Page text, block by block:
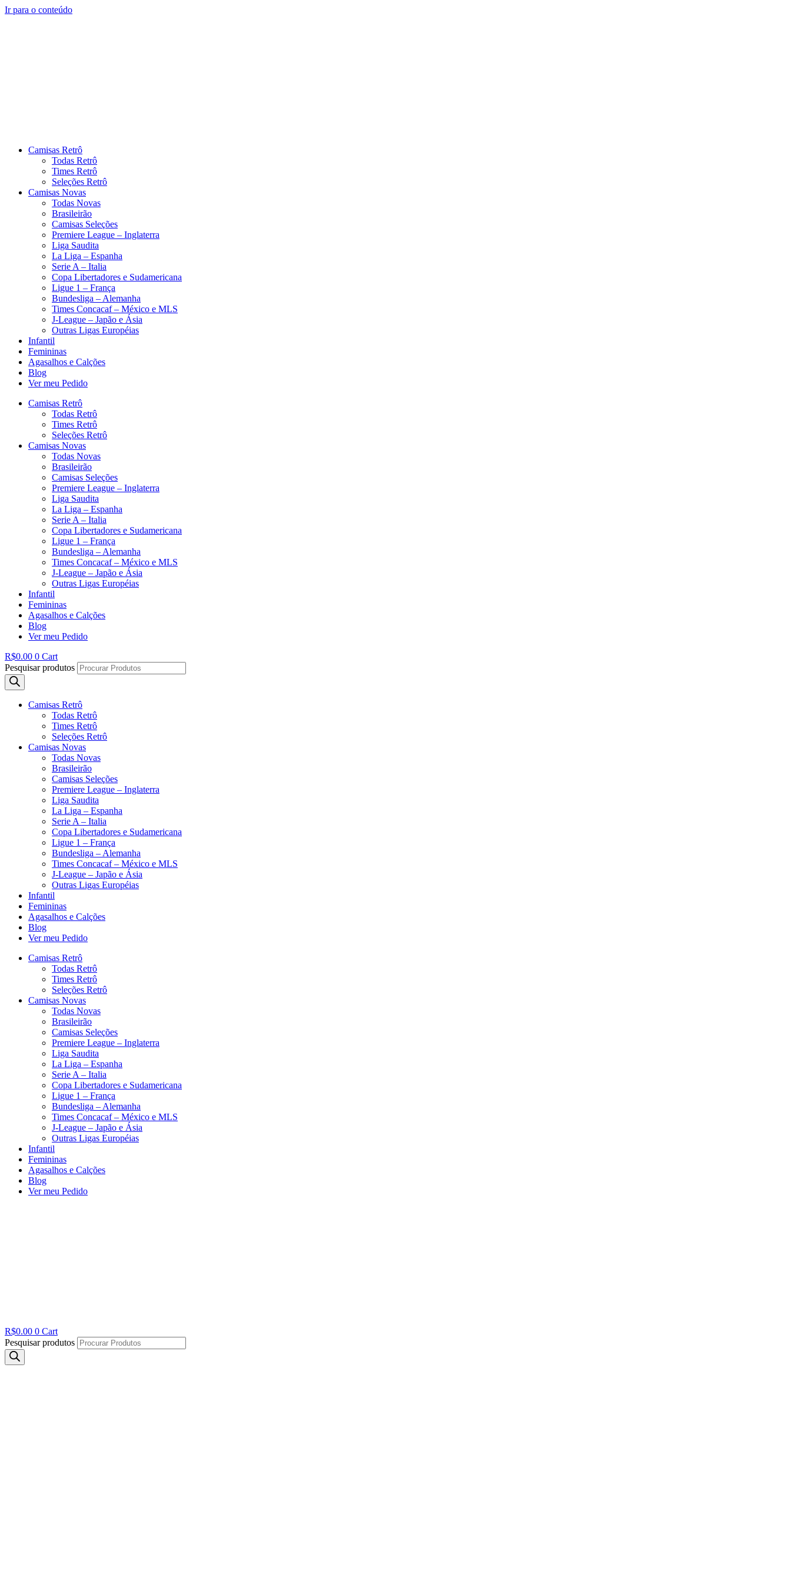
Ir para o conteúdo
Camisas Retrô
Todas Retrô
Times Retrô
Seleções Retrô
Camisas Novas
Todas Novas
Brasileirão
Camisas Seleções
Premiere League – Inglaterra
Liga Saudita
La Liga – Espanha
Serie A – Italia
Copa Libertadores e Sudamericana
Ligue 1 – França
Bundesliga – Alemanha
Times Concacaf – México e MLS
J-League – Japão e Ásia
Outras Ligas Européias
Infantil
Femininas
Agasalhos e Calções
Blog
Ver meu Pedido
Camisas Retrô
Todas Retrô
Times Retrô
Seleções Retrô
Camisas Novas
Todas Novas
Brasileirão
Camisas Seleções
Premiere League – Inglaterra
Liga Saudita
La Liga – Espanha
Serie A – Italia
Copa Libertadores e Sudamericana
Ligue 1 – França
Bundesliga – Alemanha
Times Concacaf – México e MLS
J-League – Japão e Ásia
Outras Ligas Européias
Infantil
Femininas
Agasalhos e Calções
Blog
Ver meu Pedido
R$0.00 0 Cart
Pesquisar produtos
Camisas Retrô
Todas Retrô
Times Retrô
Seleções Retrô
Camisas Novas
Todas Novas
Brasileirão
Camisas Seleções
Premiere League – Inglaterra
Liga Saudita
La Liga – Espanha
Serie A – Italia
Copa Libertadores e Sudamericana
Ligue 1 – França
Bundesliga – Alemanha
Times Concacaf – México e MLS
J-League – Japão e Ásia
Outras Ligas Européias
Infantil
Femininas
Agasalhos e Calções
Blog
Ver meu Pedido
Camisas Retrô
Todas Retrô
Times Retrô
Seleções Retrô
Camisas Novas
Todas Novas
Brasileirão
Camisas Seleções
Premiere League – Inglaterra
Liga Saudita
La Liga – Espanha
Serie A – Italia
Copa Libertadores e Sudamericana
Ligue 1 – França
Bundesliga – Alemanha
Times Concacaf – México e MLS
J-League – Japão e Ásia
Outras Ligas Européias
Infantil
Femininas
Agasalhos e Calções
Blog
Ver meu Pedido
R$0.00 0 Cart
Pesquisar produtos